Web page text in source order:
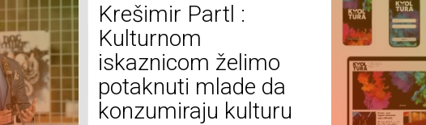
Krešimir Partl :
Kulturnom
iskaznicom želimo
potaknuti mlade da
konzumiraju kulturu